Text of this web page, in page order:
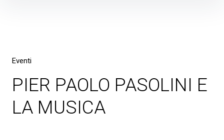
Eventi
PIER PAOLO PASOLINI E
LA MUSICA